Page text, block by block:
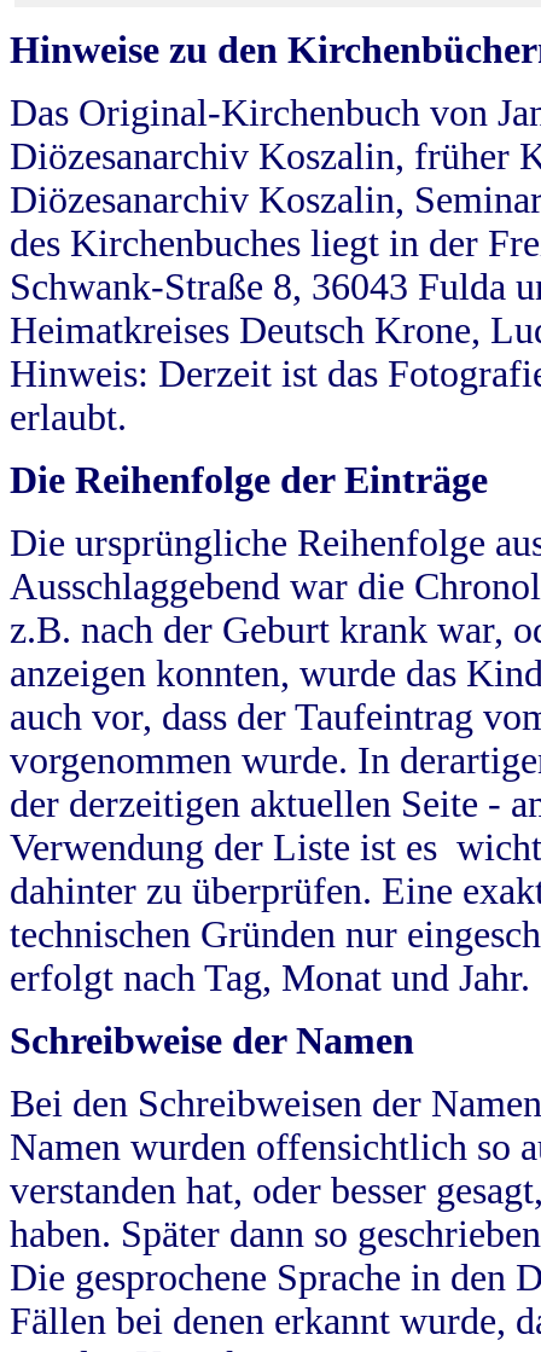
Hinweise zu den
Das Original-Kirchenbuch von
Diözesanarchiv Koszalin, früher
Diözesanarchiv Koszalin,
des Kirchenbuches liegt in der
Schwank-Straße 8, 36043 Fulda
Heimatkreises Deutsch Krone,
Hinweis: Derzeit ist das
erlaubt.
Die Reihenfolge der Einträge
Die ursprüngliche Reihenfolge
Ausschlaggebend war die
z.B. nach der Geburt krank war,
anzeigen konnten, wurde das
auch vor, dass der Taufeintrag
vorgenommen wurde. In
der derzeitigen aktuellen Seite -
Verwendung der Liste ist es
dahinter zu überprüfen. Eine
technischen Gründen nur
erfolgt nach Tag, Monat und Jahr.
Schreibweise der Namen
Bei den Schreibweisen der
Namen wurden offensichtlich so
verstanden hat, oder besser
haben. Später dann so
Die gesprochene Sprache in
Fällen bei denen erkannt wurde,